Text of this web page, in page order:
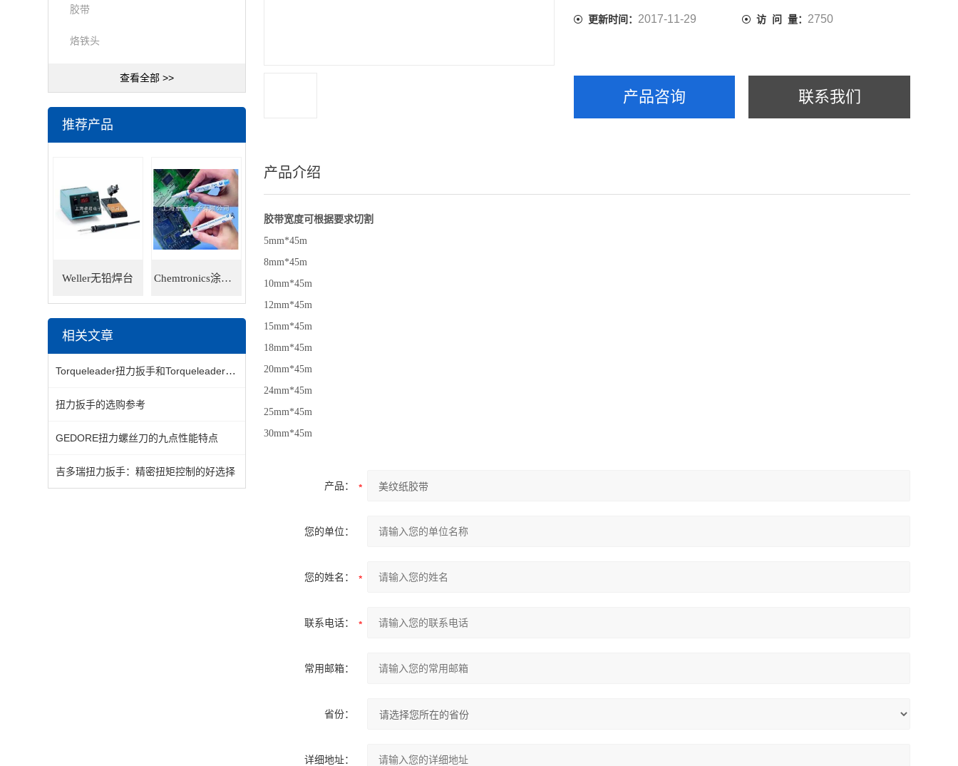
胶带
烙铁头
查看全部 >>
推荐产品
Weller无铅焊台 Chemtronics涂层笔
相关文章
Torqueleader扭力扳手和Torqueleader扭力螺丝刀
扭力扳手的选购参考
GEDORE扭力螺丝刀的九点性能特点
吉多瑞扭力扳手：精密扭矩控制的好选择
更新时间： 2017-11-29 访 问 量： 2750
产品咨询 联系我们
产品介绍
胶带宽度可根据要求切割
5mm*45m
8mm*45m
10mm*45m
12mm*45m
15mm*45m
18mm*45m
20mm*45m
24mm*45m
25mm*45m
30mm*45m
产品：
您的单位：
您的姓名：
联系电话：
常用邮箱：
省份：
详细地址：